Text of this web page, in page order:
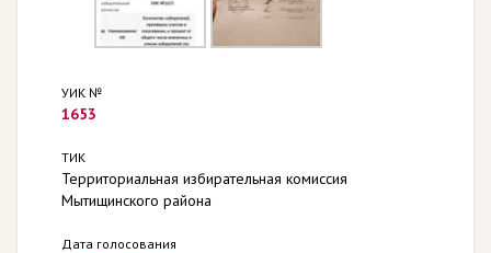
УИК №
1653
ТИК
Территориальная избирательная комиссия
Мытищинского района
Дата голосования